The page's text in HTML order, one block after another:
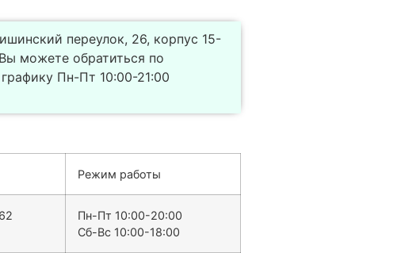
переулок, 26, корпус 15-
можете обратиться по
Пн-Пт 10:00-21:00
Режим работы
Пн-Пт 10:00-20:00
Сб-Вс 10:00-18:00